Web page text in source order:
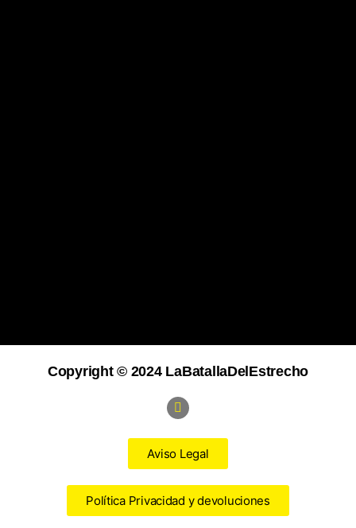
Copyright © 2024 LaBatallaDelEstrecho
Aviso Legal
Política Privacidad y devoluciones